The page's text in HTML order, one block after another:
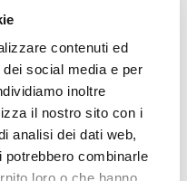
contenuti ed
social media e per
inoltre
il nostro sito con i
analisi dei dati web,
potrebbero combinarle
loro o che hanno
per emergenza
Generale